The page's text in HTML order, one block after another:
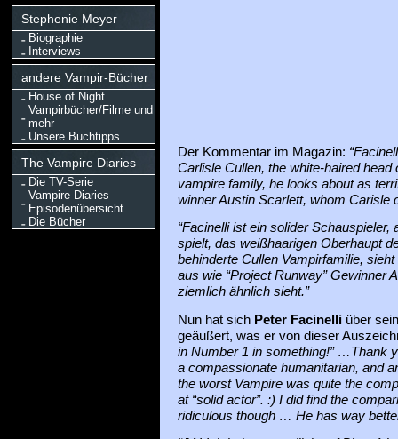
Stephenie Meyer
Biographie
Interviews
andere Vampir-Bücher
House of Night
Vampirbücher/Filme und
mehr
Unsere Buchtipps
The Vampire Diaries
Die TV-Serie
Vampire Diaries
Episodenübersicht
Die Bücher
Der Kommentar im Magazin: “
Carlisle Cullen, the white-haired head
vampire family, he looks about as
winner Austin Scarlett, whom Carisle
“Facinelli ist ein soliderSchauspieler,
spielt, das weißhaarigen Oberhaupt
behinderte Cullen Vampirfamilie,
aus wie “Project Runway” Gewinner
ziemlich ähnlich sieht.”
Nun hat sich Peter Facinelliüber
geäußert, was er von dieser
in Number 1 in something!” …Thank
a compassionate humanitarian, and
the worst Vampire was quite the
at “solid actor”. :) I did find the
ridiculous though … He has way